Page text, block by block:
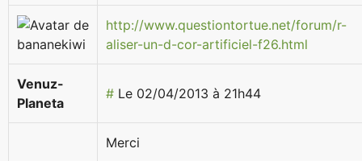
http://www.questiontortue.net/forum/r-
aliser-un-d-cor-artificiel-f26.html
Venuz-
Planeta
# Le 02/04/2013 à 21h44
Merci